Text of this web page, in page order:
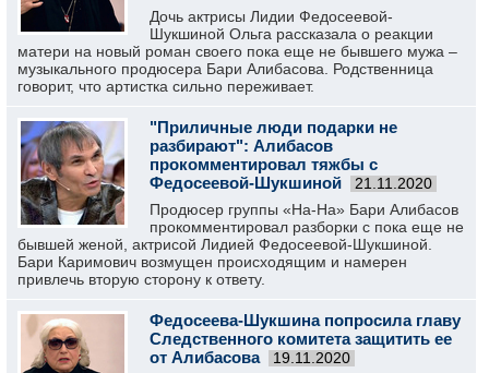
Дочь актрисы Лидии Федосеевой-
Шукшиной Ольга рассказала о реакции
матери на новый роман своего пока еще не бывшего мужа –
музыкального продюсера Бари Алибасова. Родственница
говорит, что артистка сильно переживает.
"Приличные люди подарки не
разбирают": Алибасов
прокомментировал тяжбы с
Федосеевой-Шукшиной
21.11.2020
Продюсер группы «На-На» Бари Алибасов
прокомментировал разборки с пока еще не
бывшей женой, актрисой Лидией Федосеевой-Шукшиной.
Бари Каримович возмущен происходящим и намерен
привлечь вторую сторону к ответу.
Федосеева-Шукшина попросила главу
Следственного комитета защитить ее
от Алибасова
19.11.2020